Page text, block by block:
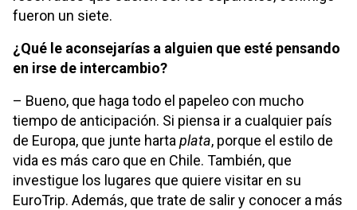
fueron un siete.
¿Qué le aconsejarías a alguien que esté pensando
en irse de intercambio?
– Bueno, que haga todo el papeleo con mucho
tiempo de anticipación. Si piensa ir a cualquier país
de Europa, que junte harta plata, porque el estilo de
vida es más caro que en Chile. También, que
investigue los lugares que quiere visitar en su
EuroTrip. Además, que trate de salir y conocer a más